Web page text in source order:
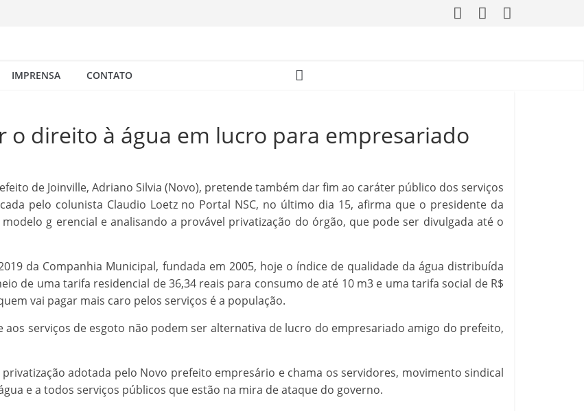
IMPRENSA CONTATO
direito à água em lucro para empresariado
de Joinville, Adriano Silvia (Novo), pretende também dar fim ao caráter público dos serviços
pelo colunista Claudio Loetz no Portal NSC, no último dia 15, afirma que o presidente da
g erencial e analisando a provável privatização do órgão, que pode ser divulgada até o
da Companhia Municipal, fundada em 2005, hoje o índice de qualidade da água distribuída
de uma tarifa residencial de 36,34 reais para consumo de até 10 m3 e uma tarifa social de R$
vai pagar mais caro pelos serviços é a população.
aos serviços de esgoto não podem ser alternativa de lucro do empresariado amigo do prefeito,
adotada pelo Novo prefeito empresário e chama os servidores, movimento sindical
e a todos serviços públicos que estão na mira de ataque do governo.